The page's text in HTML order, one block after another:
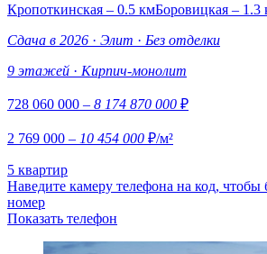
Кропоткинская – 0.5 кмБоровицкая – 1.3
Сдача в 2026 · Элит · Без отделки
9 этажей · Кирпич-монолит
728 060 000 – 8 174 870 000 ₽
2 769 000 – 10 454 000 ₽/м²
5 квартир
Наведите камеру телефона на код, чтобы
номер
Показать телефон